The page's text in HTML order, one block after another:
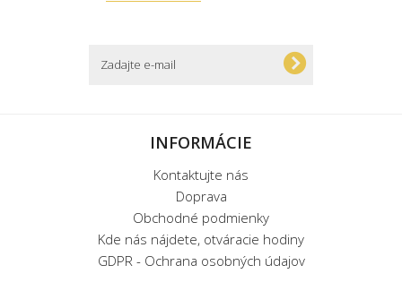
INFORMÁCIE
Kontaktujte nás
Doprava
Obchodné podmienky
Kde nás nájdete, otváracie hodiny
GDPR - Ochrana osobných údajov